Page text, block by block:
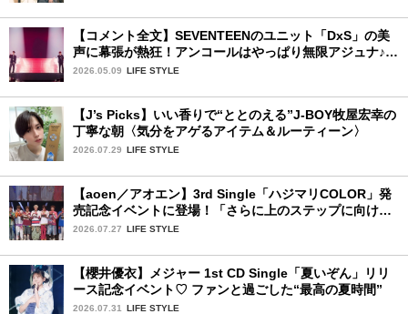
【コメント全文】SEVENTEENのユニット「DxS」の美
声に幕張が熱狂！アンコールはやっぱり無限アジュナ♪
初日レポ：後編
2026.05.09 LIFE STYLE
【J’s Picks】いい香りで“ととのえる”J-BOY牧屋宏幸の
丁寧な朝〈気分をアゲるアイテム＆ルーティーン〉
2026.07.29 LIFE STYLE
【aoen／アオエン】3rd Single「ハジマリCOLOR」発
売記念イベントに登場！「さらに上のステップに向けた
新たなハジマリになるように」と爽やかな笑顔で意気込
2026.07.27 LIFE STYLE
【櫻井優衣】メジャー 1st CD Single「夏いぞん」リリ
ース記念イベント♡ ファンと過ごした“最高の夏時間”
2026.07.31 LIFE STYLE